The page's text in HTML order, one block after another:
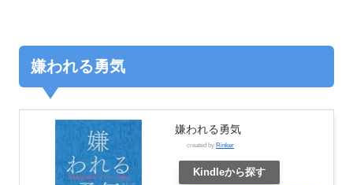
嫌われる勇気
嫌われる勇気
created by Rinker
Kindleから探す